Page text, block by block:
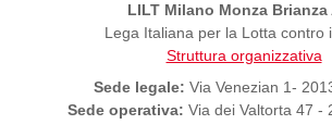
LILT Milano Monza Brianza
Lega Italiana per la Lotta contro
Struttura organizzativa
Sede legale: Via Venezian 1-
Sede operativa: Via dei Valtorta 47 -